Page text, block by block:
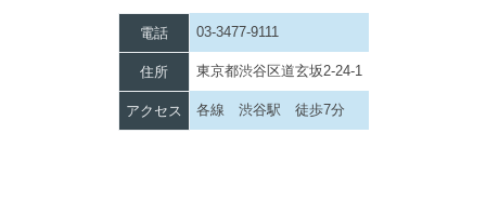
電話 03-3477-9111
住所 東京都渋谷区道玄坂2-24-1
アクセス 各線 渋谷駅 徒歩7分